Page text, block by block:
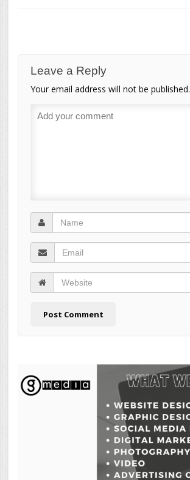
Leave a Reply
Your email address will not be published.